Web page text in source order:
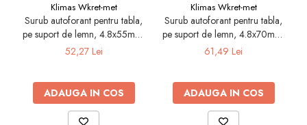
Electrice
Prelungitoare si derulatoare
Prize, intrerupatoare si stechere
Intrerupatoare
Klimas Wkret-met
Surub autoforant pentru tabla,
pe suport de lemn, 4.8x55mm,
ZINC - 200 buc/cutie -
WFDOC-48055, Klimas
52,27 Lei
ADAUGA IN COS
Klimas Wkret-met
Surub autoforant pentru tabla,
pe suport de lemn, 4.8x70mm,
ZINC - 200 buc/cutie -
WFDOC-48070, Klimas
61,49 Lei
ADAUGA IN COS